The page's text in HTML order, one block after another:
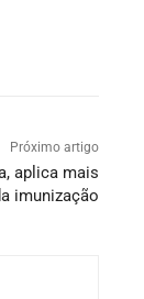
Próximo artigo
aplica mais
imunização